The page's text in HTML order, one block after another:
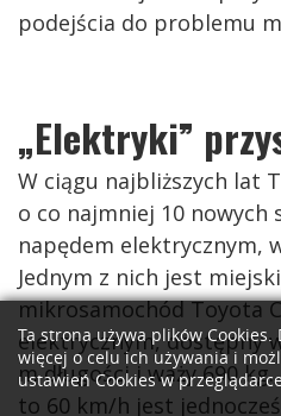
podejścia do problemu
„Elektryki”
W ciągu najbliższych lat
o co najmniej 10 nowych
napędem elektrycznym,
Jednym z nich jest
mikrosamochód Toyota
elektrycznym, dostępny
m długości i waży 690
to 60 km/h jest
Ta strona używa plików Cookies.
więcej o celu ich używania i
ustawień Cookies w